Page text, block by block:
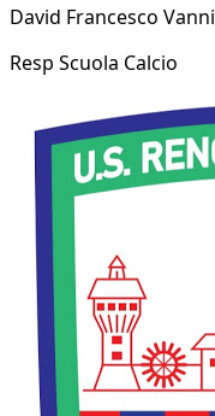
David Francesco Vanni
Resp Scuola Calcio